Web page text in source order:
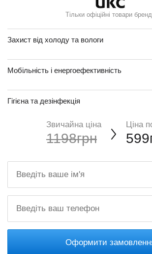
Тільки офіційні товари
Захист від холоду та вологи
Мобільність і енергоефективність
Гігієна та дезінфекція
Звичайна ціна
1198грн
Ціна
Оформити